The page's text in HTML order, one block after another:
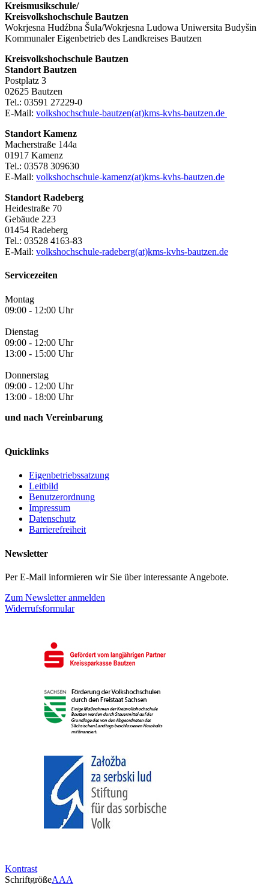
Kreismusikschule/
Kreisvolkshochschule Bautzen
Wokrjesna Hudźbna Šula/Wokrjesna Ludowa Uniwersita Budyšin
Kommunaler Eigenbetrieb des Landkreises Bautzen
Kreisvolkshochschule Bautzen
Standort Bautzen
Postplatz 3
02625 Bautzen
Tel.: 03591 27229-0
E-Mail: volkshochschule-bautzen(at)kms-kvhs-bautzen.de
Standort Kamenz
Macherstraße 144a
01917 Kamenz
Tel.: 03578 309630
E-Mail: volkshochschule-kamenz(at)kms-kvhs-bautzen.de
Standort Radeberg
Heidestraße 70
Gebäude 223
01454 Radeberg
Tel.: 03528 4163-83
E-Mail: volkshochschule-radeberg(at)kms-kvhs-bautzen.de
Servicezeiten
Montag
09:00 - 12:00 Uhr
Dienstag
09:00 - 12:00 Uhr
13:00 - 15:00 Uhr
Donnerstag
09:00 - 12:00 Uhr
13:00 - 18:00 Uhr
und nach Vereinbarung
Quicklinks
Eigenbetriebssatzung
Leitbild
Benutzerordnung
Impressum
Datenschutz
Barrierefreiheit
Newsletter
Per E-Mail informieren wir Sie über interessante Angebote.
Zum Newsletter anmelden
Widerrufsformular
Kontrast
SchriftgrößeAAA